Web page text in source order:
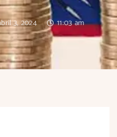
3, 2024 11:03 am